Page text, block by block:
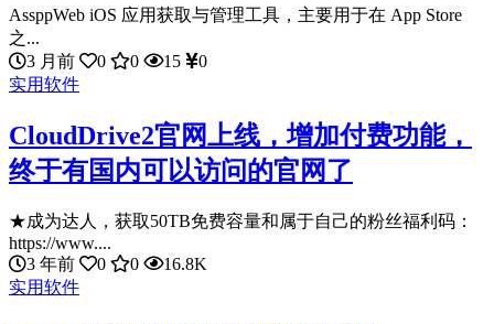
AssppWeb iOS 应用获取与管理工具，主要用于在 App Store
之...
3 月前
0 0 15
0
实用软件
CloudDrive2官网上线，增加付费功能，
终于有国内可以访问的官网了
★成为达人，获取50TB免费容量和属于自己的粉丝福利码：
https://www....
3 年前
0 0
16.8K
实用软件